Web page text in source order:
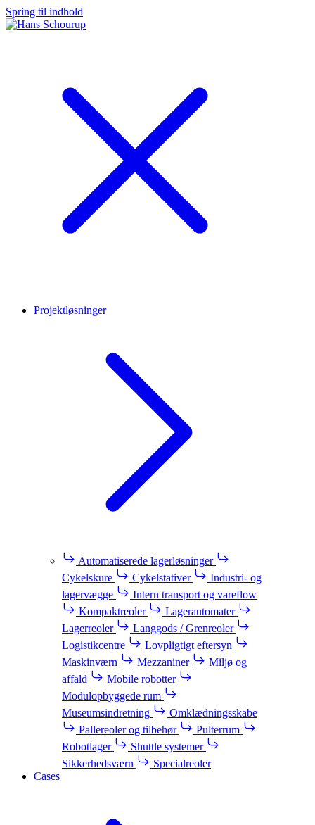
Spring til indhold
Projektløsninger
Automatiserede lagerløsninger
Cykelskure
Cykelstativer
Industri- og
lagervægge
Intern transport og vareflow
Kompaktreoler
Lagerautomater
Lagerreoler
Langgods / Grenreoler
Logistikcentre
Lovpligtigt eftersyn
Maskinværn
Mezzaniner
Miljø og
affald
Mobile robotter
Modulopbyggede rum
Museumsindretning
Omklædningsskabe
Pallereoler og tilbehør
Pulterrum
Robotlager
Shuttle systemer
Sikkerhedsværn
Specialreoler
Cases